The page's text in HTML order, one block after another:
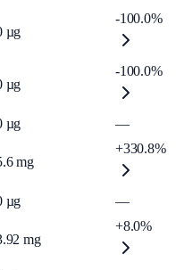
µg
-100.0%
µg
-100.0%
µg
—
mg
+330.8%
µg —
mg
+8.0%